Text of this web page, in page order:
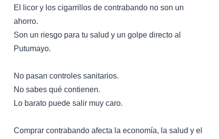
El licor y los cigarrillos de contrabando no son un
ahorro.
Son un riesgo para tu salud y un golpe directo al
Putumayo.
No pasan controles sanitarios.
No sabes qué contienen.
Lo barato puede salir muy caro.
Comprar contrabando afecta la economía, la salud y el